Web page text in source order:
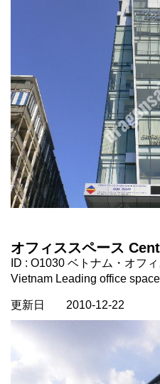
れないもの： 電気代、電話、イ
ト： 1区の新しいオフィス
公園です。https://
更新日 2010-12-22
オフィススペース
st. 1区, ホーチミン市
ID : O1030 ベトナム・オフィススペースレンタル -
Vietnam Leading office
ーチミン市1区。 Nguyen Trai st. タイプ：オフィス
ス 契約期間：2年以上 家賃に含まれるもの：Ｖａｔ、管理
フィスビルディングです。